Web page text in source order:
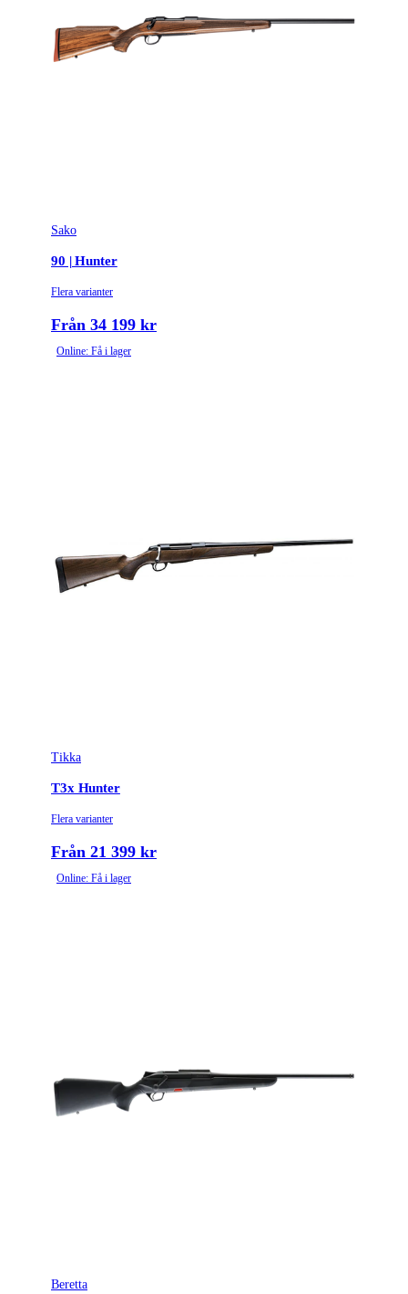
Sako
90 | Hunter
Flera varianter
Från 34 199 kr
Online: Få i lager
Tikka
T3x Hunter
Flera varianter
Från 21 399 kr
Online: Få i lager
Beretta